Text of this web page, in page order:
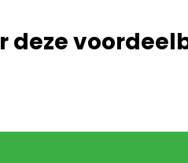
deze